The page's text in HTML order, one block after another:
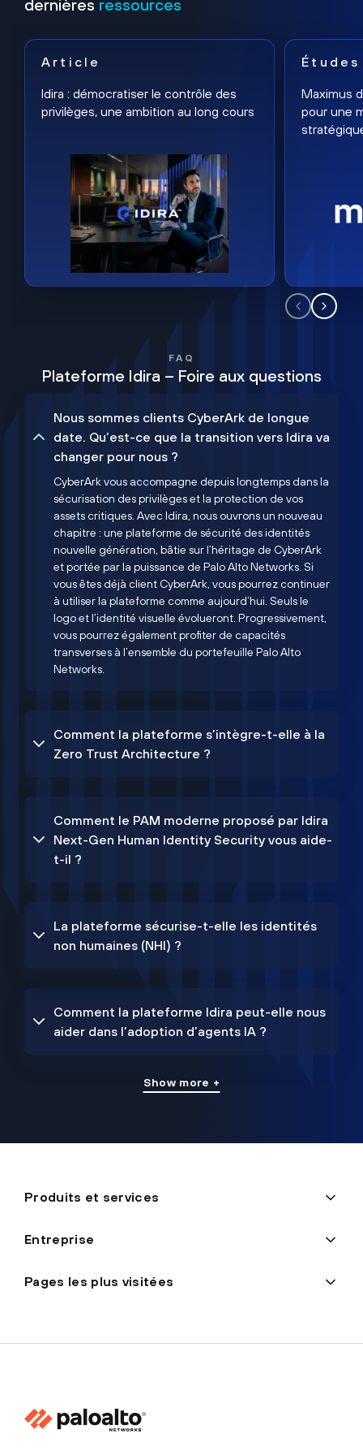
dernières ressources
Article
Idira : démocratiser le contrôle des
privilèges, une ambition au long cours
Études
Maximus
pour une
FAQ
Plateforme Idira – Foire aux questions
Nous sommes clients CyberArk de longue
date. Qu’est-ce que la transition vers Idira va
changer pour nous ?
CyberArk vous accompagne depuis longtemps dans la
sécurisation des privilèges et la protection de vos
assets critiques. Avec Idira, nous ouvrons un nouveau
chapitre : une plateforme de sécurité des identités
nouvelle génération, bâtie sur l’héritage de CyberArk
et portée par la puissance de Palo Alto Networks. Si
vous êtes déjà client CyberArk, vous pourrez continuer
à utiliser la plateforme comme aujourd’hui. Seuls le
logo et l’identité visuelle évolueront. Progressivement,
vous pourrez également profiter de capacités
transverses à l’ensemble du portefeuille Palo Alto
Networks.
Comment la plateforme s’intègre-t-elle à la
Zero Trust Architecture ?
Comment le PAM moderne proposé par Idira
Next-Gen Human Identity Security vous aide-
t-il ?
La plateforme sécurise-t-elle les identités
non humaines (NHI) ?
Comment la plateforme Idira peut-elle nous
aider dans l’adoption d’agents IA ?
Show more +
Produits et services
Entreprise
Pages les plus visitées